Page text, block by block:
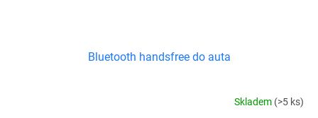
Bluetooth handsfree do auta
Skladem (>5 ks)